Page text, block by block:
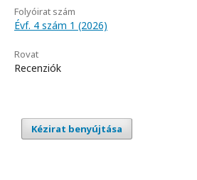
Folyóirat szám
Évf. 4 szám 1 (2026)
Rovat
Recenziók
Kézirat benyújtása